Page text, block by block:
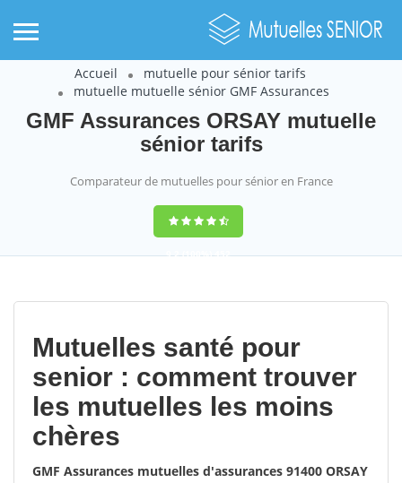
Accueil
mutuelle pour sénior tarifs
mutuelle mutuelle sénior GMF Assurances
GMF Assurances ORSAY mutuelle
sénior tarifs
Comparateur de mutuelles pour sénior en France
9,2(100%)452
Mutuelles santé pour
senior : comment trouver
les mutuelles les moins
chères
GMF Assurances mutuelles d'assurances 91400 ORSAY